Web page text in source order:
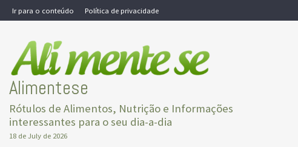
Skip
to
Ir para o conteúdo Política de privacidade
Alimentese
Rótulos de Alimentos, Nutrição e Informações
interessantes para o seu dia-a-dia
18 de July de 2026